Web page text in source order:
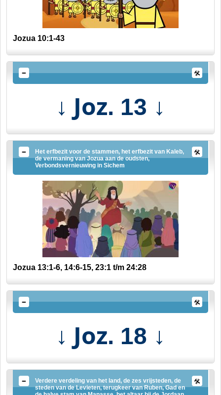
Jozua 10:1-43
↓ Joz. 13 ↓
Het erfbezit voor de stammen, het erfbezit van Kaleb,
de vermaning van Jozua aan de oudsten,
Verbondsvernieuwing in Sichem
Jozua 13:1-6, 14:6-15, 23:1 t/m 24:28
↓ Joz. 18 ↓
Verdere verdeling van het land, de zes vrijsteden, de
steden van de Levieten, terugkeer van Ruben, Gad en